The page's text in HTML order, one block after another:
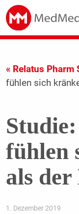
« Relatus Pharm
fühlen sich
fühlen
als
1. Dezember 2019